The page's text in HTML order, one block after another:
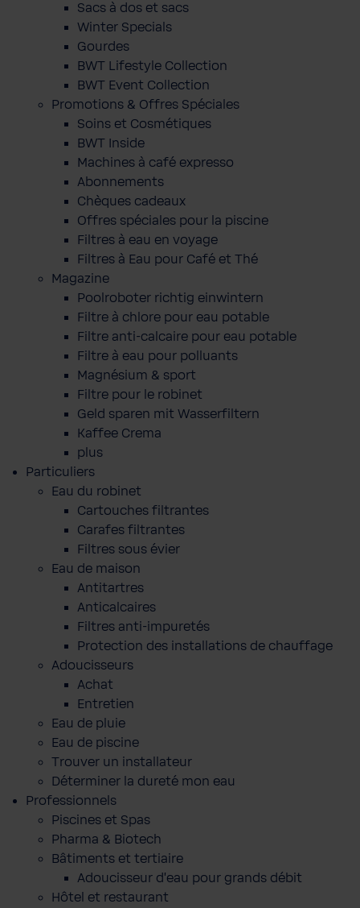
Sacs à dos et sacs
Winter Specials
Gourdes
BWT Lifestyle Collection
BWT Event Collection
Promotions & Offres Spéciales
Soins et Cosmétiques
BWT Inside
Machines à café expresso
Abonnements
Chèques cadeaux
Offres spéciales pour la piscine
Filtres à eau en voyage
Filtres à Eau pour Café et Thé
Magazine
Poolroboter richtig einwintern
Filtre à chlore pour eau potable
Filtre anti-calcaire pour eau potable
Filtre à eau pour polluants
Magnésium & sport
Filtre pour le robinet
Geld sparen mit Wasserfiltern
Kaffee Crema
plus
Particuliers
Eau du robinet
Cartouches filtrantes
Carafes filtrantes
Filtres sous évier
Eau de maison
Antitartres
Anticalcaires
Filtres anti-impuretés
Protection des installations de chauffage
Adoucisseurs
Achat
Entretien
Eau de pluie
Eau de piscine
Trouver un installateur
Déterminer la dureté mon eau
Professionnels
Piscines et Spas
Pharma & Biotech
Bâtiments et tertiaire
Adoucisseur d'eau pour grands débit
Hôtel et restaurant